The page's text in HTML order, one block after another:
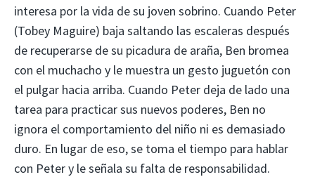
interesa por la vida de su joven sobrino. Cuando Peter
(Tobey Maguire) baja saltando las escaleras después
de recuperarse de su picadura de araña, Ben bromea
con el muchacho y le muestra un gesto juguetón con
el pulgar hacia arriba. Cuando Peter deja de lado una
tarea para practicar sus nuevos poderes, Ben no
ignora el comportamiento del niño ni es demasiado
duro. En lugar de eso, se toma el tiempo para hablar
con Peter y le señala su falta de responsabilidad.